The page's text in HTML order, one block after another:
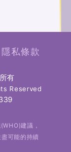
隱私條款
有
Reserved
建議，
可能的持續